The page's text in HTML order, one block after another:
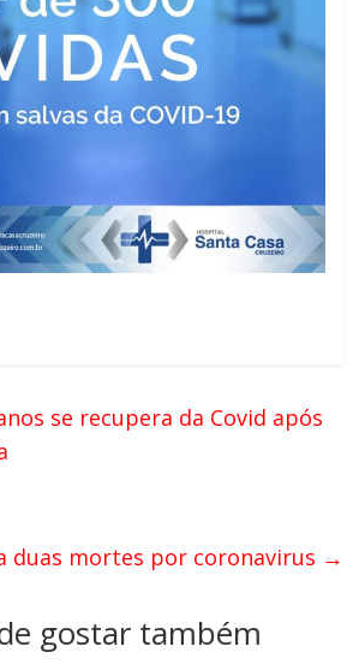
se recupera da Covid após
duas mortes por coronavirus →
gostar também